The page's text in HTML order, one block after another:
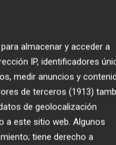
almacenar y acceder a
IP, identificadores
medir anuncios y
de terceros (1913)
de geolocalización
a este sitio web. Algunos
tiene derecho a